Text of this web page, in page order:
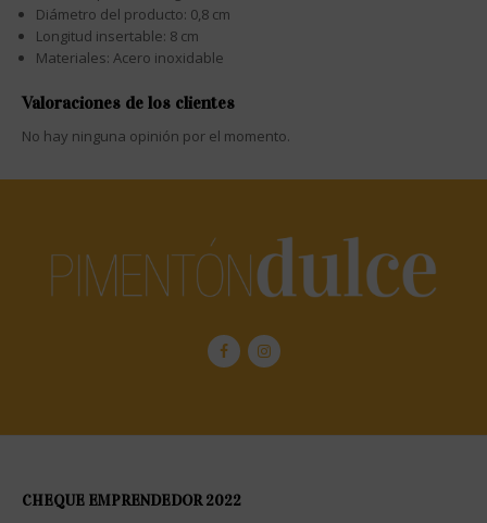
Diámetro del producto: 0,8 cm
Longitud insertable: 8 cm
Materiales: Acero inoxidable
Valoraciones de los clientes
No hay ninguna opinión por el momento.
CHEQUE EMPRENDEDOR 2022